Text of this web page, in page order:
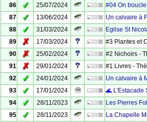
86
✓ 25/07/2024
#04 On
87
✓ 13/06/2024
Un calvaire à
88
✓ 31/03/2024
Eglise St
89
✗ 17/03/2024
#3 Plantes et
90
✗ 25/02/2024
#2 Nichoirs -
91
✗ 29/01/2024
#1 Livres -
92
✓ 24/01/2024
Un calvaire à
93
✓ 17/01/2024
🌊 L'Estacade
94
✓ 28/11/2023
Les Pierres
95
✓ 28/11/2023
La Chapelle